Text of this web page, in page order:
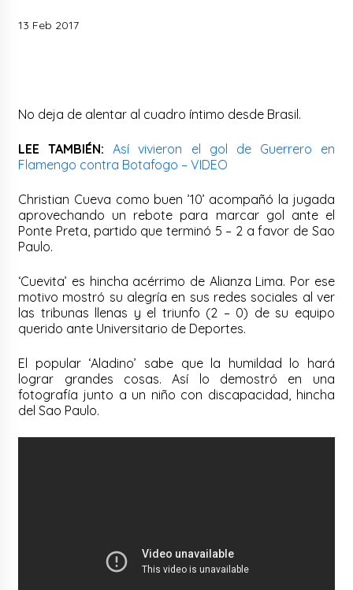
13 Feb 2017
No deja de alentar al cuadro íntimo desde Brasil.
LEE TAMBIÉN:
Así vivieron el gol de Guerrero en
Flamengo contra Botafogo – VIDEO
Christian Cueva como buen ’10’ acompañó la jugada
aprovechando un rebote para marcar gol ante el
Ponte Preta, partido que terminó 5 – 2 a favor de Sao
Paulo.
‘Cuevita’ es hincha acérrimo de Alianza Lima. Por ese
motivo mostró su alegría en sus redes sociales al ver
las tribunas llenas y el triunfo (2 – 0) de su equipo
querido ante Universitario de Deportes.
El popular ‘Aladino’ sabe que la humildad lo hará
lograr grandes cosas. Así lo demostró en una
fotografía junto a un niño con discapacidad, hincha
del Sao Paulo.